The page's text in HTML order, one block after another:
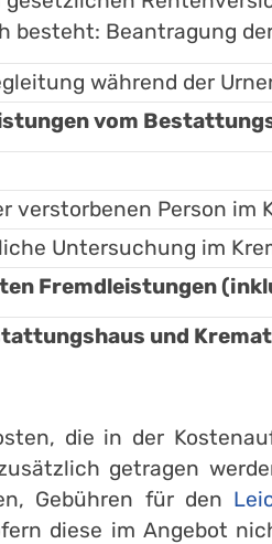
besteht: Beantragung
während der
vom
verstorbenen Person im
Untersuchung im
Fremdleistungen
und
die in der
getragen
Gebühren für den
diese im Angebot